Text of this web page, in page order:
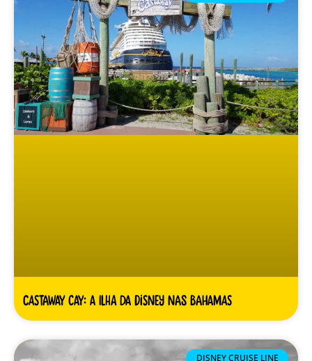
Castaway Cay: A ilha da Disney nas Bahamas
DISNEY CRUISE LINE